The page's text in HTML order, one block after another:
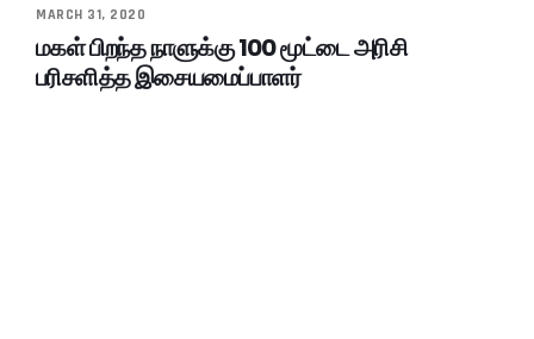
MARCH 31, 2020
மகள் பிறந்த நாளுக்கு 100 மூட்டை அரிசி
பரிசளித்த இசையமைப்பாளர்